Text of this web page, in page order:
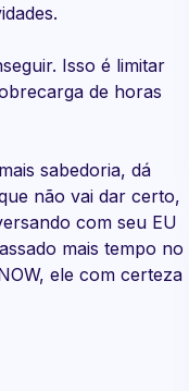
Isso é limitar
de horas
sabedoria, dá
não vai dar certo,
com seu EU
mais tempo no
ele com certeza